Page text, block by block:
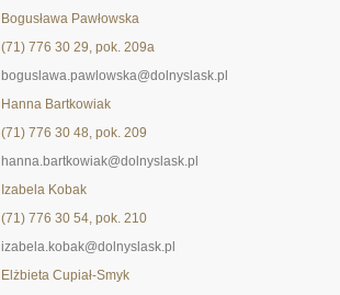
Bogusława Pawłowska
(71) 776 30 29, pok. 209a
boguslawa.pawlowska@dolnyslask.pl
Hanna Bartkowiak
(71) 776 30 48, pok. 209
hanna.bartkowiak@dolnyslask.pl
Izabela Kobak
(71) 776 30 54, pok. 210
izabela.kobak@dolnyslask.pl
Elżbieta Cupiał-Smyk